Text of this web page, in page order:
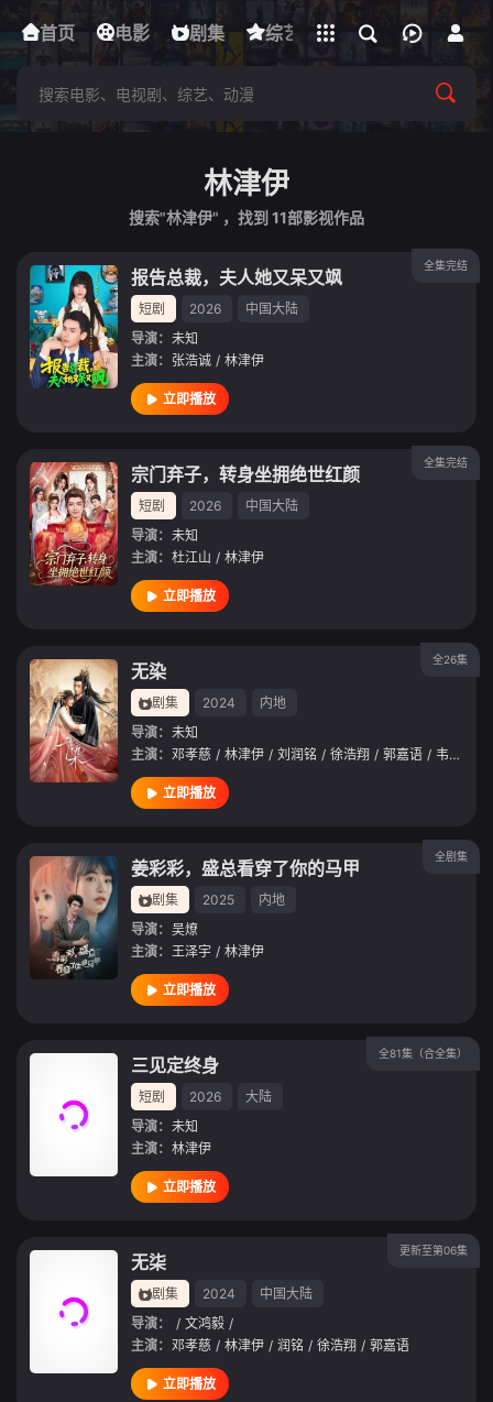
首页 电影 剧集 综艺 动漫 短剧
下载客户端
立即登录
林津伊
搜索"林津伊" ，找到 11部影视作品
全集完结
报告总裁，夫人她又呆又飒
短剧 2026
中国大陆
导演： 未知
主演： 张浩诚 / 林津伊
立即播放
全集完结
宗门弃子，转身坐拥绝世红颜
短剧 2026
中国大陆
导演： 未知
主演： 杜江山 / 林津伊
立即播放
全26集
无染
剧集 2024
内地
导演： 未知
主演： 邓孝慈 / 林津伊 / 刘润铭 / 徐浩翔 / 郭嘉语 / 韦弈波
立即播放
全剧集
姜彩彩，盛总看穿了你的马甲
剧集 2025
内地
导演： 吴燎
主演： 王泽宇 / 林津伊
立即播放
全81集（合全集）
三见定终身
短剧 2026
大陆
导演： 未知
主演： 林津伊
立即播放
更新至第06集
无柒
剧集 2024
中国大陆
导演：
/ 文鸿毅 /
主演： 邓孝慈 / 林津伊 / 润铭 / 徐浩翔 / 郭嘉语
立即播放